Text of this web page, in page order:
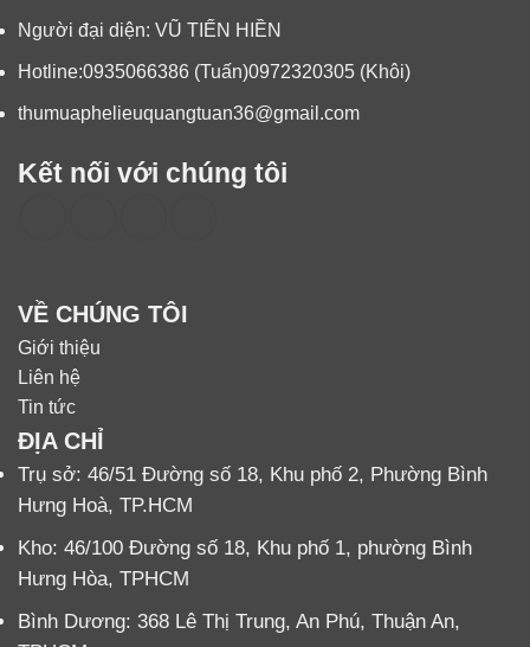
Người đại diện: VŨ TIẾN HIỀN
Hotline:0935066386 (Tuấn)0972320305 (Khôi)
thumuaphelieuquangtuan36@gmail.com
Kết nối với chúng tôi
VỀ CHÚNG TÔI
Giới thiệu
Liên hệ
Tin tức
ĐỊA CHỈ
Trụ sở: 46/51 Đường số 18, Khu phố 2, Phường Bình
Hưng Hoà, TP.HCM
Kho: 46/100 Đường số 18, Khu phố 1, phường Bình
Hưng Hòa, TPHCM
Bình Dương: 368 Lê Thị Trung, An Phú, Thuận An,